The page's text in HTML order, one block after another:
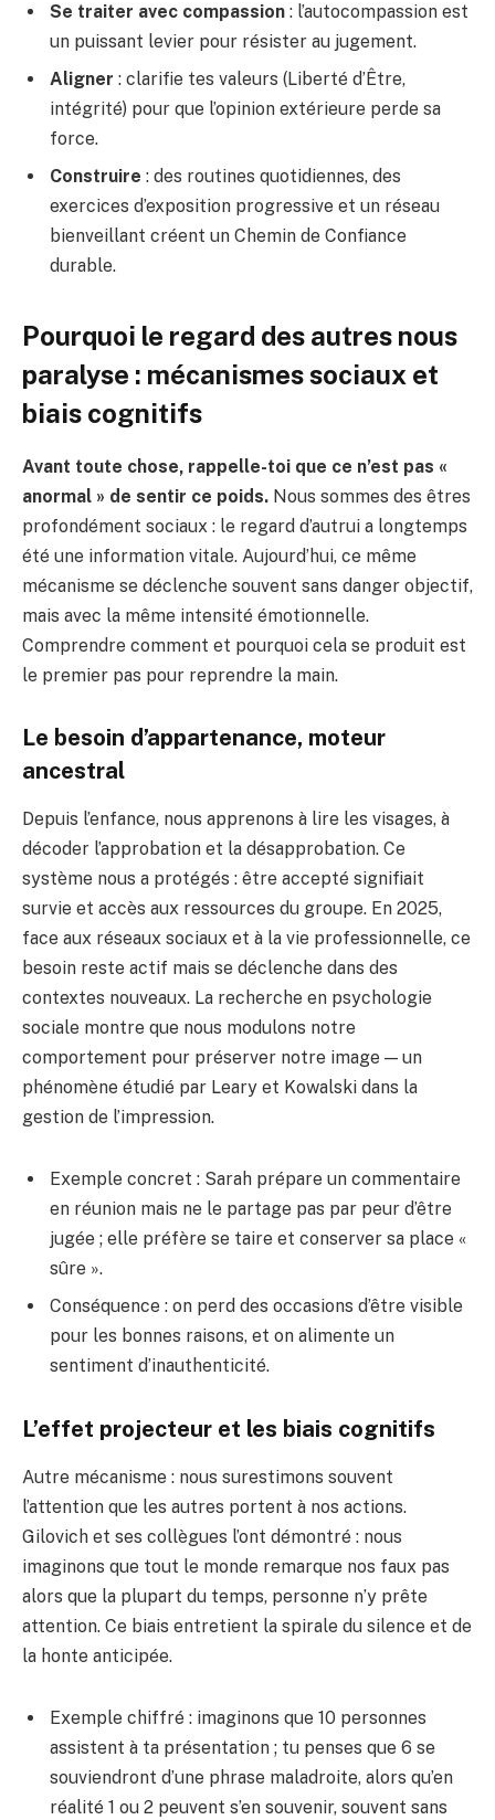
Se traiter avec compassion : l’autocompassion est
un puissant levier pour résister au jugement.
Aligner : clarifie tes valeurs (Liberté d’Être,
intégrité) pour que l’opinion extérieure perde sa
force.
Construire : des routines quotidiennes, des
exercices d’exposition progressive et un réseau
bienveillant créent un Chemin de Confiance
durable.
Pourquoi le regard des autres nous
paralyse : mécanismes sociaux et
biais cognitifs
Avant toute chose, rappelle-toi que ce n’est pas «
anormal » de sentir ce poids. Nous sommes des êtres
profondément sociaux : le regard d’autrui a longtemps
été une information vitale. Aujourd’hui, ce même
mécanisme se déclenche souvent sans danger objectif,
mais avec la même intensité émotionnelle.
Comprendre comment et pourquoi cela se produit est
le premier pas pour reprendre la main.
Le besoin d’appartenance, moteur
ancestral
Depuis l’enfance, nous apprenons à lire les visages, à
décoder l’approbation et la désapprobation. Ce
système nous a protégés : être accepté signifiait
survie et accès aux ressources du groupe. En 2025,
face aux réseaux sociaux et à la vie professionnelle, ce
besoin reste actif mais se déclenche dans des
contextes nouveaux. La recherche en psychologie
sociale montre que nous modulons notre
comportement pour préserver notre image — un
phénomène étudié par Leary et Kowalski dans la
gestion de l’impression.
Exemple concret : Sarah prépare un commentaire
en réunion mais ne le partage pas par peur d’être
jugée ; elle préfère se taire et conserver sa place «
sûre ».
Conséquence : on perd des occasions d’être visible
pour les bonnes raisons, et on alimente un
sentiment d’inauthenticité.
L’effet projecteur et les biais cognitifs
Autre mécanisme : nous surestimons souvent
l’attention que les autres portent à nos actions.
Gilovich et ses collègues l’ont démontré : nous
imaginons que tout le monde remarque nos faux pas
alors que la plupart du temps, personne n’y prête
attention. Ce biais entretient la spirale du silence et de
la honte anticipée.
Exemple chiffré : imaginons que 10 personnes
assistent à ta présentation ; tu penses que 6 se
souviendront d’une phrase maladroite, alors qu’en
réalité 1 ou 2 peuvent s’en souvenir, souvent sans